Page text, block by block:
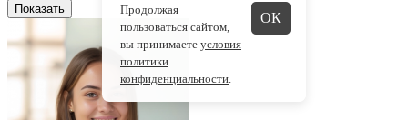
Показать
Продолжая
пользоваться сайтом,
вы принимаете условия
политики
конфиденциальности.
ОК